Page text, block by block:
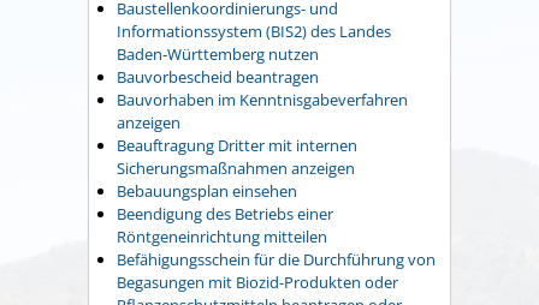
Baustellenkoordinierungs- und
Informationssystem (BIS2) des Landes
Baden-Württemberg nutzen
Bauvorbescheid beantragen
Bauvorhaben im Kenntnisgabeverfahren
anzeigen
Beauftragung Dritter mit internen
Sicherungsmaßnahmen anzeigen
Bebauungsplan einsehen
Beendigung des Betriebs einer
Röntgeneinrichtung mitteilen
Befähigungsschein für die Durchführung von
Begasungen mit Biozid-Produkten oder